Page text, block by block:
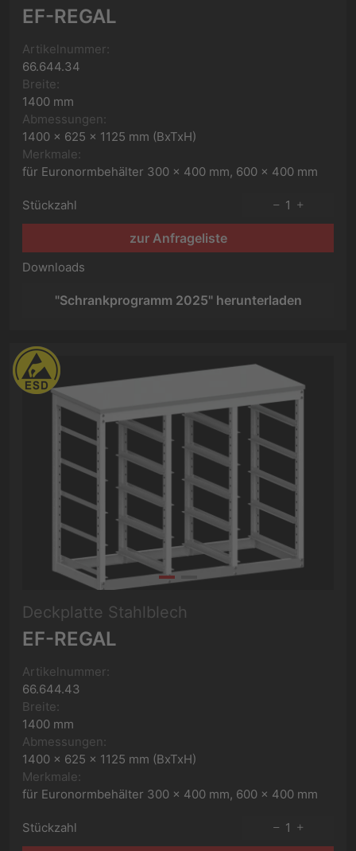
EF-REGAL
Artikelnummer:
66.644.34
Breite:
1400 mm
Abmessungen:
1400 x 625 x 1125 mm (BxTxH)
Merkmale:
für Euronormbehälter 300 x 400 mm, 600 x 400 mm
Stückzahl 1
zur Anfrageliste
Downloads
"Schrankprogramm 2025" herunterladen
Deckplatte Stahlblech
EF-REGAL
Artikelnummer:
66.644.43
Breite:
1400 mm
Abmessungen:
1400 x 625 x 1125 mm (BxTxH)
Merkmale:
für Euronormbehälter 300 x 400 mm, 600 x 400 mm
Stückzahl 1